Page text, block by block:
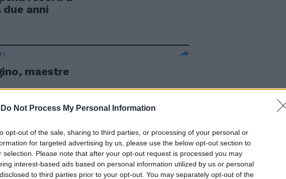
Do Not Process My Personal Information
opt-out of the sale, sharing to third parties, or processing of your personal or
for targeted advertising by us, please use the below opt-out section to
selection. Please note that after your opt-out request is processed you may
interest-based ads based on personal information utilized by us or personal
to third parties prior to your opt-out. You may separately opt-out of the
anni
maestre